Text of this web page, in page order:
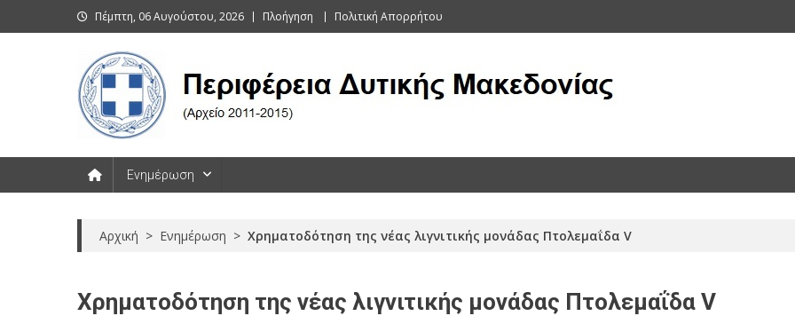
to
Πέμπτη, 06 Αυγούστου, 2026 Πλοήγηση Πολιτική Απορρήτου
Περιφέρεια Δυτικής Μακεδονίας (Αρχείο 2011-2015)
Ενημέρωση
Αρχική > Ενημέρωση > Χρηματοδότηση της νέας λιγνιτικής μονάδας Πτολεμαΐδα V
Χρηματοδότηση της νέας λιγνιτικής μονάδας Πτολεμαΐδα V